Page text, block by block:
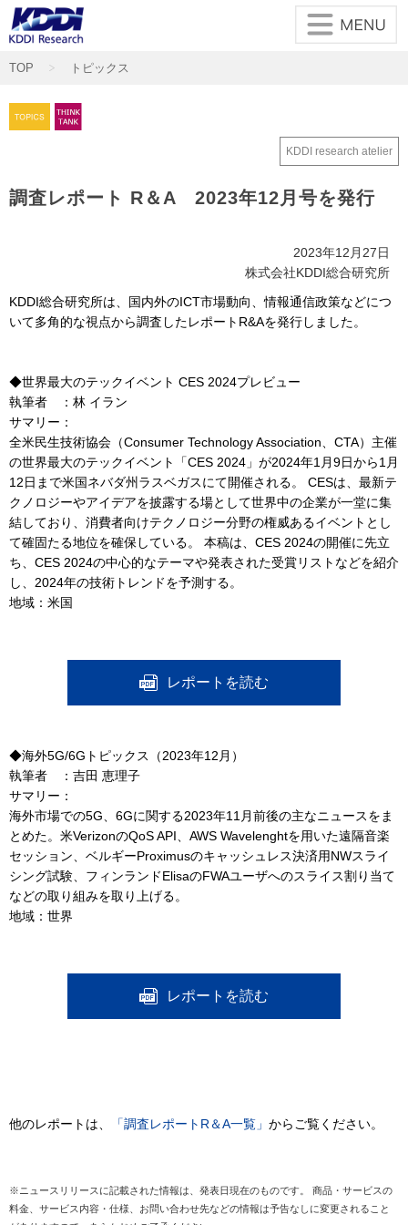
メインコンテンツに移動
TOP トピックス
KDDI research atelier
調査レポート R＆A 2023年12月号を発行
2023年12月27日
株式会社KDDI総合研究所
KDDI総合研究所は、国内外のICT市場動向、情報通信政策などにつ
いて多角的な視点から調査したレポートR&Aを発行しました。
◆世界最大のテックイベント CES 2024プレビュー
執筆者 ：林 イラン
サマリー：
全米民生技術協会（Consumer Technology Association、CTA）主催
の世界最大のテックイベント「CES 2024」が2024年1月9日から1月
12日まで米国ネバダ州ラスベガスにて開催される。 CESは、最新テ
クノロジーやアイデアを披露する場として世界中の企業が一堂に集
結しており、消費者向けテクノロジー分野の権威あるイベントとし
て確固たる地位を確保している。 本稿は、CES 2024の開催に先立
ち、CES 2024の中心的なテーマや発表された受賞リストなどを紹介
し、2024年の技術トレンドを予測する。
地域：米国
レポートを読む
◆海外5G/6Gトピックス（2023年12月）
執筆者 ：吉田 恵理子
サマリー：
海外市場での5G、6Gに関する2023年11月前後の主なニュースをま
とめた。米VerizonのQoS API、AWS Wavelenghtを用いた遠隔音楽
セッション、ベルギーProximusのキャッシュレス決済用NWスライ
シング試験、フィンランドElisaのFWAユーザへのスライス割り当て
などの取り組みを取り上げる。
地域：世界
レポートを読む
他のレポートは、 「調査レポートR＆A一覧」 からご覧ください。
※ニュースリリースに記載された情報は、発表日現在のものです。 商品・サービスの
料金、サービス内容・仕様、お問い合わせ先などの情報は予告なしに変更されること